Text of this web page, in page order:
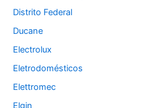
Distrito Federal
Ducane
Electrolux
Eletrodomésticos
Elettromec
Elgin